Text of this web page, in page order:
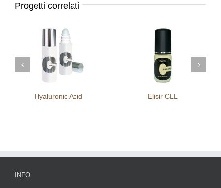
Progetti correlati
Hyaluronic Acid Elisir CLL
INFO